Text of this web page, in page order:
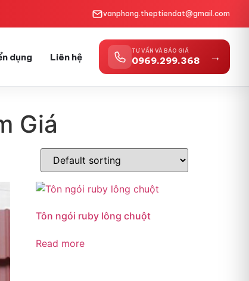
vanphong.theptiendat@gmail.com
dụng Liên hệ
TƯ VẤN VÀ BÁO GIÁ
0969.299.368 →
Giá
Tôn ngói ruby lông chuột
Read more